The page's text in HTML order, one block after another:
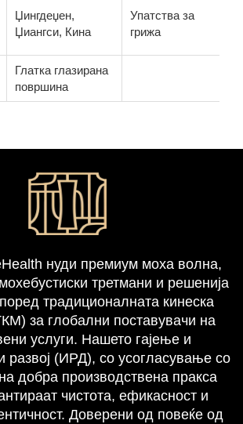
Џингдеџен,
Џиангси, Кина
Упатства за
грижа
Глатка глазирана
површина
нуди премиум моxa волна,
третмани и решенија
традиционалната кинеска
за глобални поставувачи на
услуги. Нашето гајење и
развој (ИРД), со усогласување со
добра производствена пракса
чистота, ефикасност и
Доверени од повеќе од